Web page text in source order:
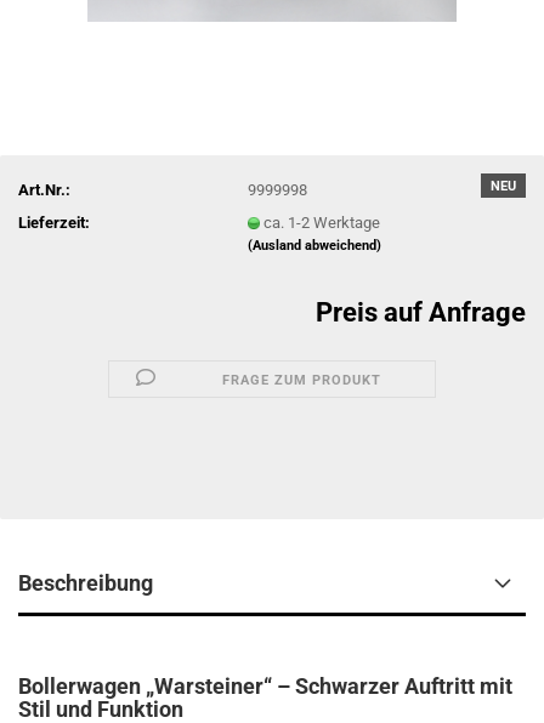
NEU
Art.Nr.:
9999998
Lieferzeit:
ca. 1-2 Werktage
(Ausland abweichend)
Preis auf Anfrage
FRAGE ZUM PRODUKT
Beschreibung
Bollerwagen „Warsteiner“ – Schwarzer Auftritt mit
Stil und Funktion